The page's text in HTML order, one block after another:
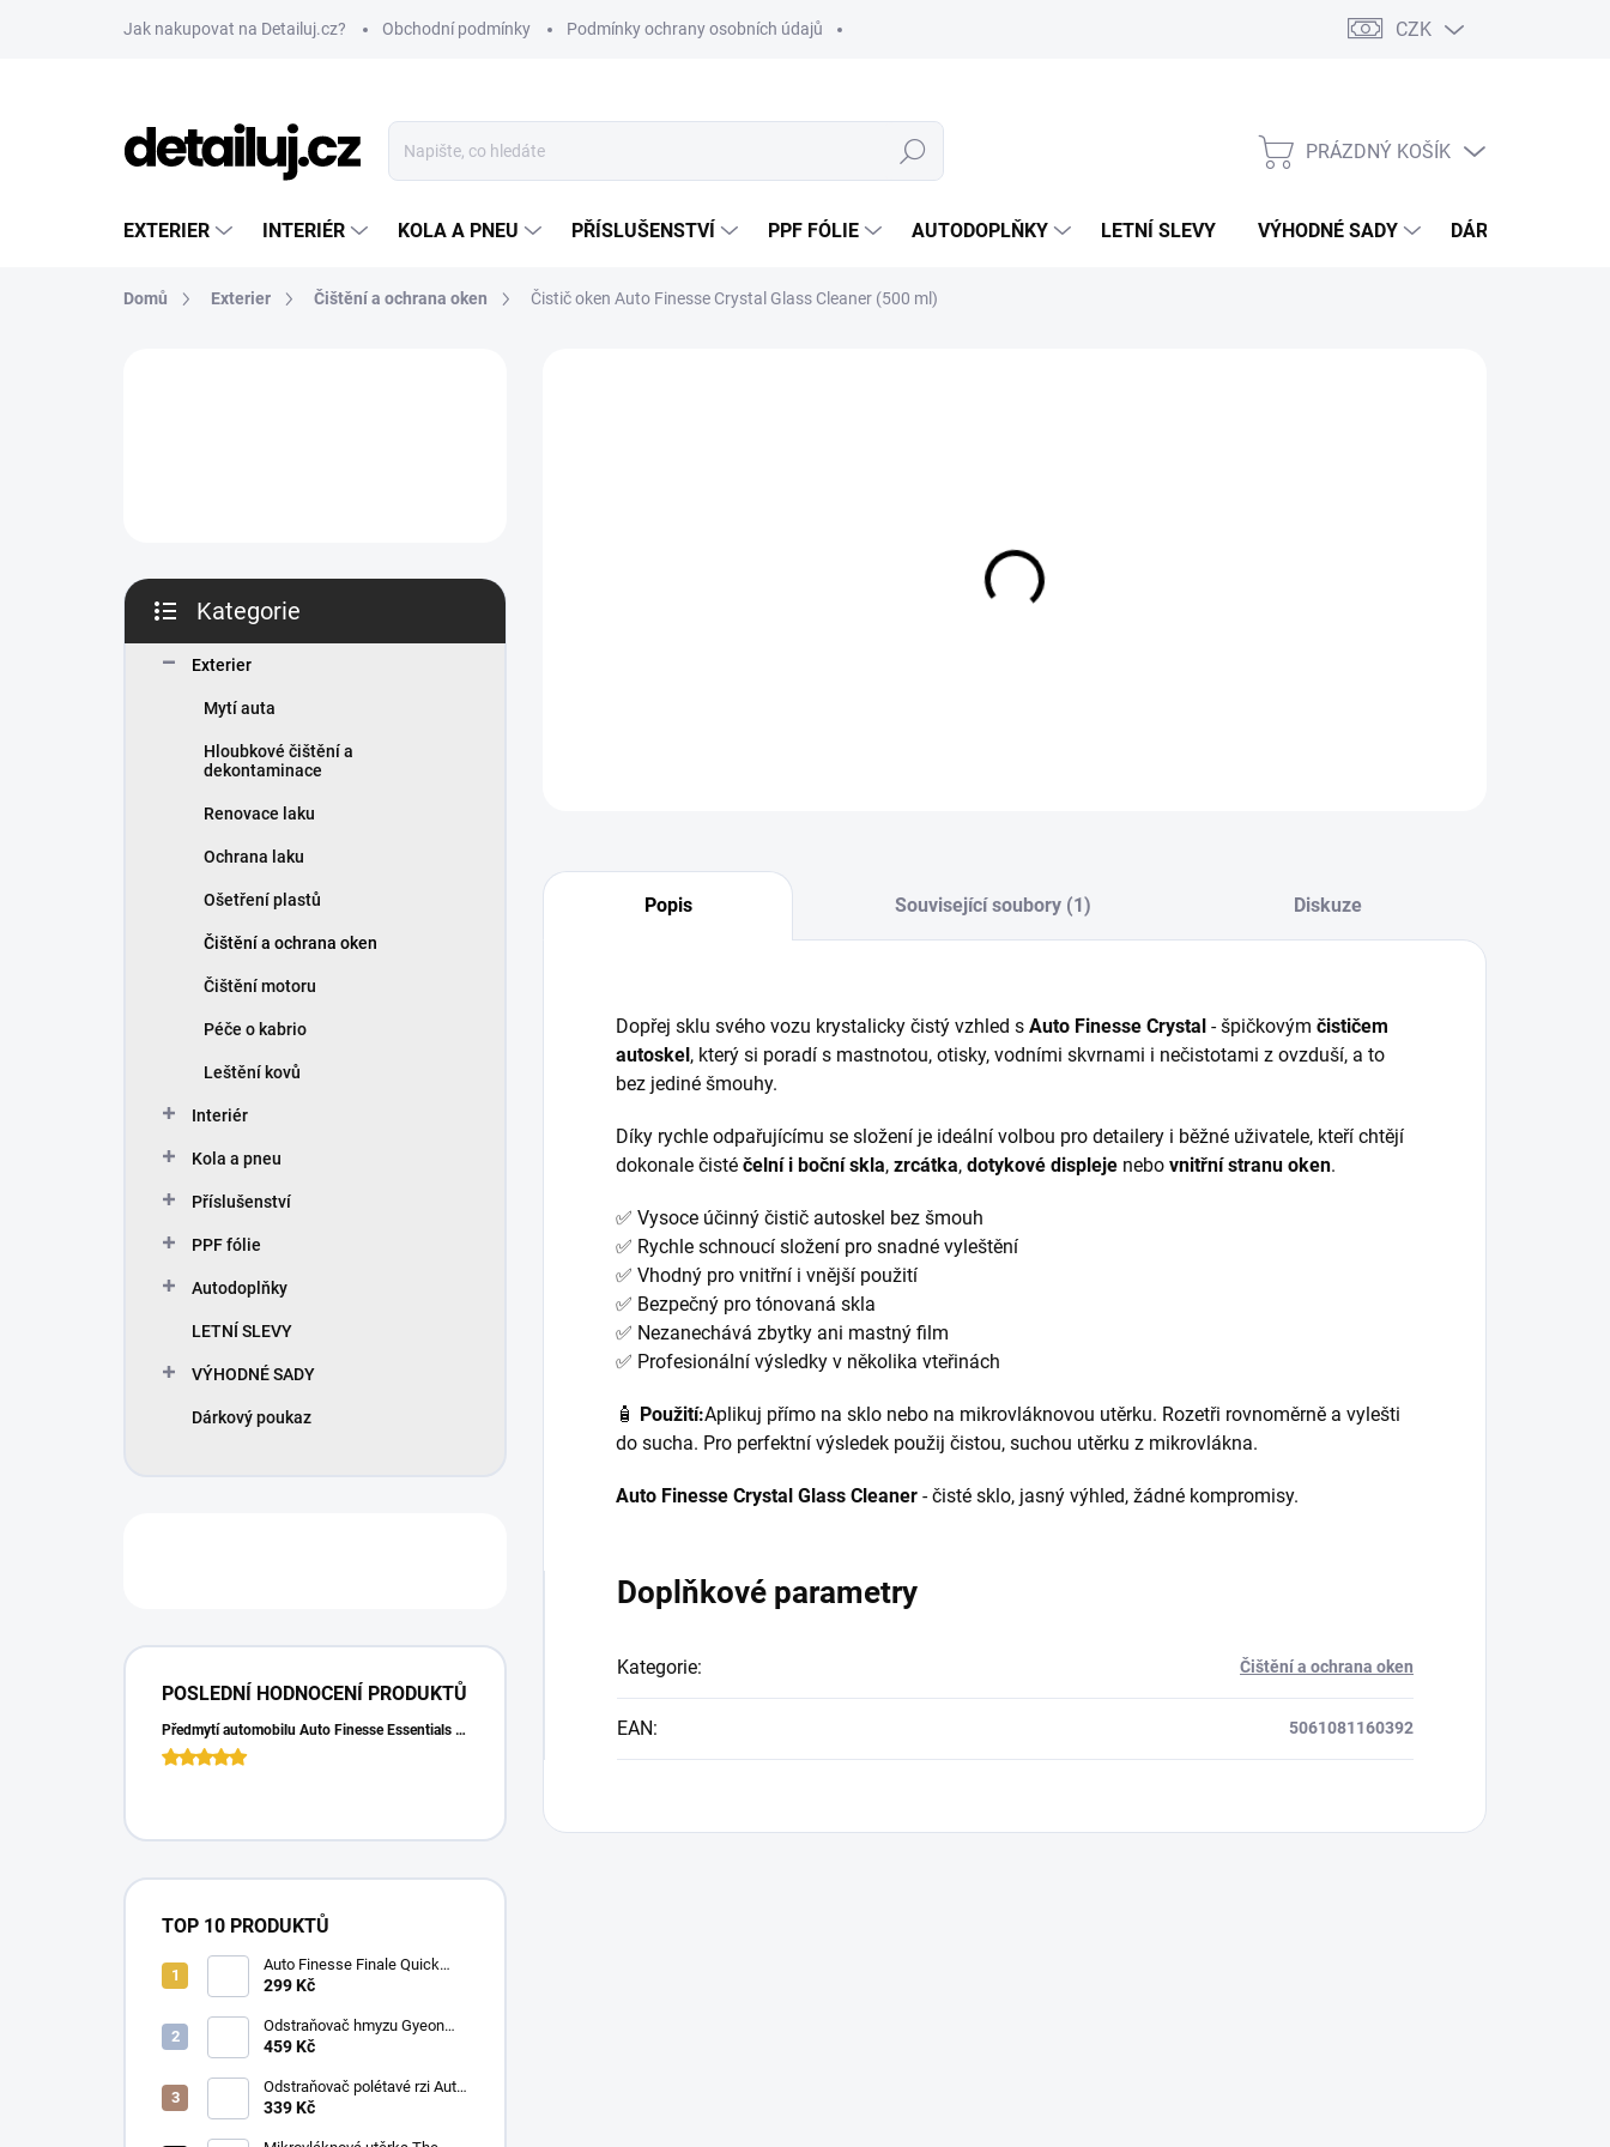
Jak nakupovat na Detailuj.cz? Obchodní podmínky Podmínky ochrany osobních údajů CZK
Hledat
NÁKUPNÍ
PRÁZDNÝ KOŠÍK
EXTERIER INTERIÉR KOLA A PNEU PŘÍSLUŠENSTVÍ PPF FÓLIE AUTODOPLŇKY LETNÍ SLEVY VÝHODNÉ SADY DÁRKOVÝ
Domů Exterier Čištění a ochrana oken Čistič oken Auto Finesse Crystal Glass Cleaner (500 ml)
p
n
kategorie
Kategorie
Exterier
Mytí auta
Hloubkové čištění a
dekontaminace
Renovace laku
Ochrana laku
Ošetření plastů
Čištění a ochrana oken
Čištění motoru
Péče o kabrio
Leštění kovů
Interiér
Kola a pneu
Příslušenství
PPF fólie
Autodoplňky
LETNÍ SLEVY
VÝHODNÉ SADY
Dárkový poukaz
POSLEDNÍ HODNOCENÍ PRODUKTŮ
Předmytí automobilu Auto Finesse Essentials Pre-Wash (500 ml)
TOP 10 PRODUKTŮ
Auto Finesse Finale Quick
Detailer (500 ml)
299 Kč
Odstraňovač hmyzu Gyeon
Q2M Bug&Grime (1 L)
459 Kč
Odstraňovač polétavé rzi Auto
Finesse Iron Out
339 Kč
Popis Související soubory (1) Diskuze
Dopřej sklu svého vozu krystalicky čistý vzhled s Auto Finesse Crystal - špičkovým čističem
autoskel, který si poradí s mastnotou, otisky, vodními skvrnami i nečistotami z ovzduší, a to
bez jediné šmouhy.
Díky rychle odpařujícímu se složení je ideální volbou pro detailery i běžné uživatele, kteří chtějí
dokonale čisté čelní i boční skla, zrcátka, dotykové displeje nebo vnitřní stranu oken.
✅ Vysoce účinný čistič autoskel bez šmouh
✅ Rychle schnoucí složení pro snadné vyleštění
✅ Vhodný pro vnitřní i vnější použití
✅ Bezpečný pro tónovaná skla
✅ Nezanechává zbytky ani mastný film
✅ Profesionální výsledky v několika vteřinách
🧴 Použití:Aplikuj přímo na sklo nebo na mikrovláknovou utěrku. Rozetři rovnoměrně a vylešti
do sucha. Pro perfektní výsledek použij čistou, suchou utěrku z mikrovlákna.
Auto Finesse Crystal Glass Cleaner - čisté sklo, jasný výhled, žádné kompromisy.
Doplňkové parametry
Kategorie: Čištění a ochrana oken
EAN: 5061081160392